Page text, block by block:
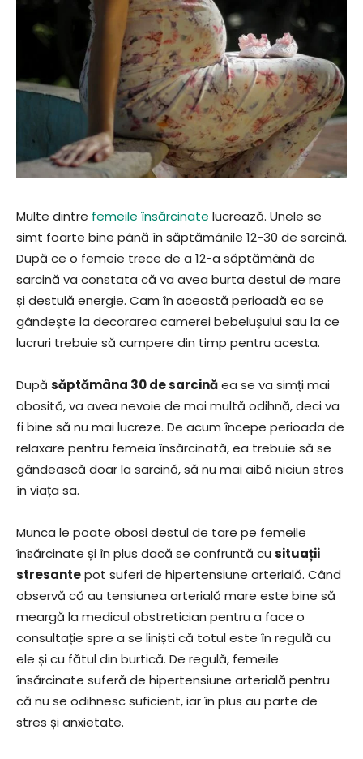
Multe dintre femeile însărcinate lucrează. Unele se
simt foarte bine până în săptămânile 12-30 de sarcină.
După ce o femeie trece de a 12-a săptămână de
sarcină va constata că va avea burta destul de mare
și destulă energie. Cam în această perioadă ea se
gândește la decorarea camerei bebelușului sau la ce
lucruri trebuie să cumpere din timp pentru acesta.
După săptămâna 30 de sarcinăea se va simți mai
obosită, va avea nevoie de mai multă odihnă, deci va
fi bine să nu mai lucreze. De acum începe perioada de
relaxare pentru femeia însărcinată, ea trebuie să se
gândească doar la sarcină, să nu mai aibă niciun stres
în viața sa.
Munca le poate obosi destul de tare pe femeile
însărcinate și în plus dacă se confruntă cu situații
stresantepot suferi de hipertensiune arterială. Când
observă că au tensiunea arterială mare este bine să
meargă la medicul obstretician pentru a face o
consultație spre a se liniști că totul este în regulă cu
ele și cu fătul din burtică. De regulă, femeile
însărcinate suferă de hipertensiune arterială pentru
că nu se odihnesc suficient, iar în plus au parte de
stres și anxietate.